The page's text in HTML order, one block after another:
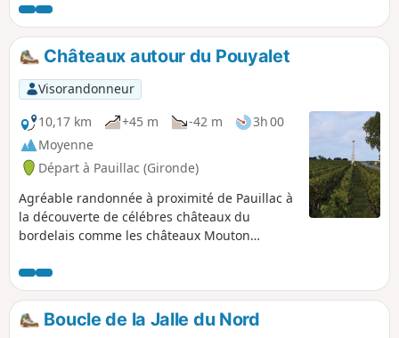
Nord et le Médoc. Le parcours est
jalonné de belles maisons de capitaines
au long cours, de pêcheurs, de carrelets
et d’habitats troglodytiques jusqu’au
petit port de Roque-de-Thau. C'est aussi
la traversée d'un espace boisé protégé,
le château de Thau et l'église... 17
pupitres informent les promeneurs sur
les sites et ouvrages rencontrés.
Châteaux autour du Pouyalet
Visorandonneur
10,17 km
+45 m -42 m
3h 00
Moyenne
Départ à Pauillac (Gironde)
Agréable randonnée à proximité de Pauillac à
la découverte de célébres châteaux du
bordelais comme les châteaux Mouton
Canet. Le parcours très nature longe de belles
parcelles de vignes, des bois dont certains
sont pâturés par des bovins et offre de belles
surprises architecturales.
Boucle de la Jalle du Nord